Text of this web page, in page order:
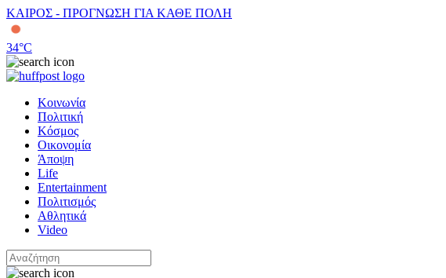
ΚΑΙΡΟΣ - ΠΡΟΓΝΩΣΗ ΓΙΑ ΚΑΘΕ ΠΟΛΗ
34°C
Κοινωνία
Πολιτική
Κόσμος
Οικονομία
Άποψη
Life
Entertainment
Πολιτισμός
Αθλητικά
Video